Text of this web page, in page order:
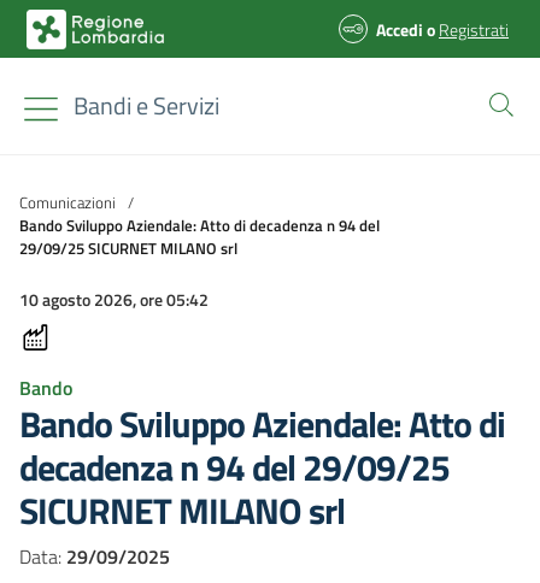
AccedioRegistrati
Bandi e Servizi
Comunicazioni /
Bando Sviluppo Aziendale: Atto di decadenza n 94 del
29/09/25 SICURNET MILANO srl
10 agosto 2026, ore 05:42
Bando
Bando Sviluppo Aziendale: Atto di
decadenza n 94 del 29/09/25
SICURNET MILANO srl
Data: 29/09/2025